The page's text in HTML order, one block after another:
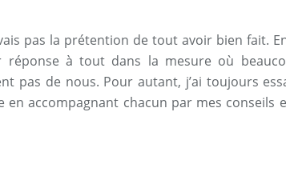
pas la prétention de tout avoir bien fait.
à tout dans la mesure où
pas de nous. Pour autant, j’ai toujours
en accompagnant chacun par mes conseils